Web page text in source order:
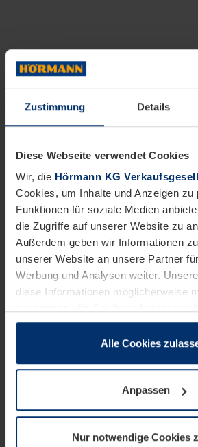
Zustimmung Details
Diese Webseite verwendet Cookies
Wir, die Hörmann KG
Cookies, um Inhalte und Anzeigen zu
Funktionen für soziale Medien
die Zugriffe auf unserer Website zu
Außerdem geben wir Informationen
unserer Website an unsere Partner
Werbung und Analysen weiter.
diese Informationen möglicherweise
sie im Rahmen Ihrer Nutzung der
wenn diese für den Betrieb dieser
notwendig sind. Für alle anderen
wir Ihre Erlaubnis. Ihre Einwilligung
Datenschutzerklärungunserer
Alle Cookies
Anpassen
Nur notwendige Cookies